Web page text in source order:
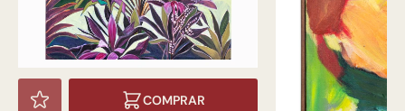
COMPRAR